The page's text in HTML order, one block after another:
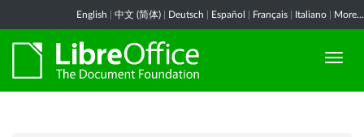
English 中文 (简体) Deutsch Español Français Italiano More...